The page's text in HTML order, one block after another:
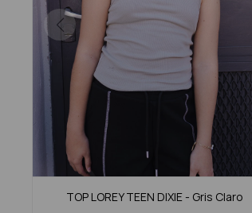
TOP LOREY TEEN DIXIE - Gris Claro